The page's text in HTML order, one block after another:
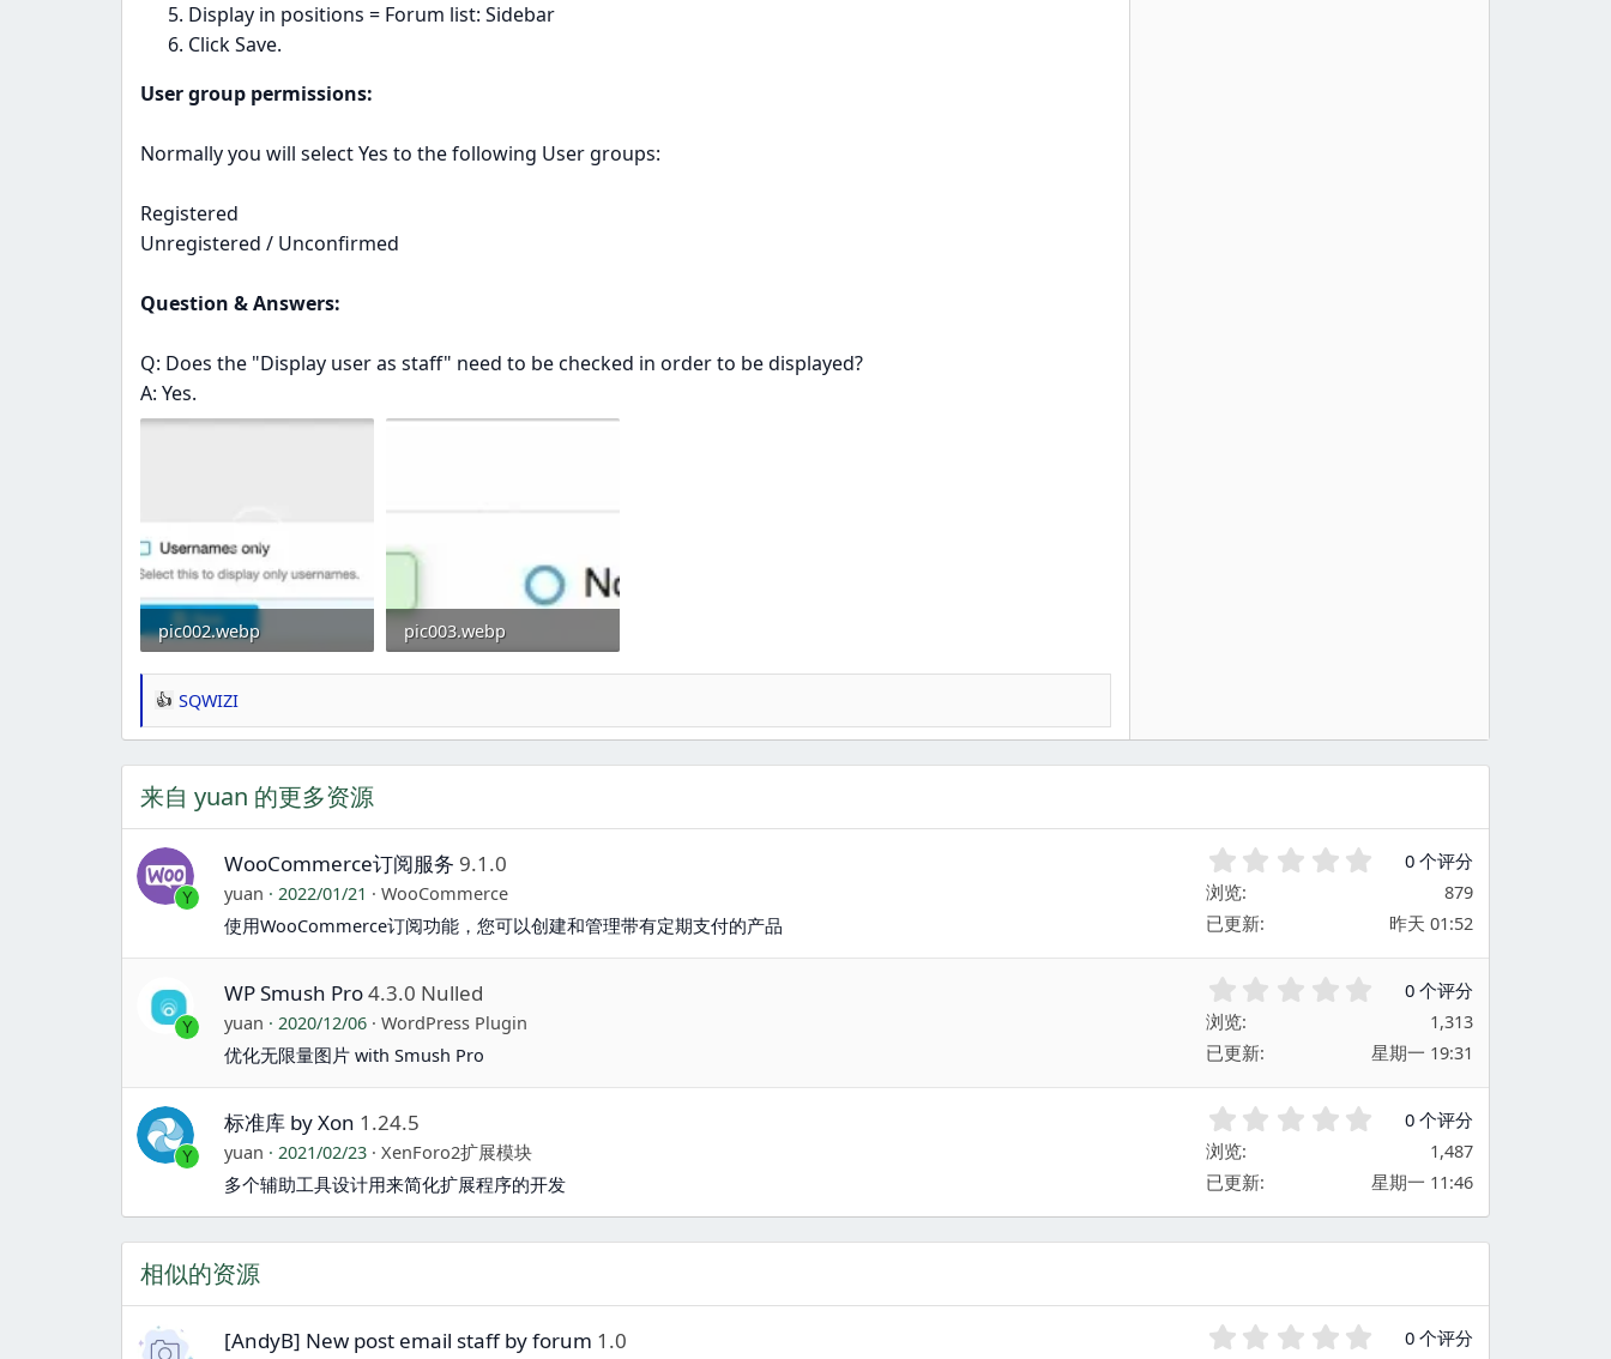
Display in positions = Forum list: Sidebar
Click Save.
User group permissions:
Normally you will select Yes to the following User groups:
Registered
Unregistered / Unconfirmed
Question & Answers:
Q: Does the "Display user as staff" need to be checked in order to be displayed?
A: Yes.
pic002.webp
7.2 KB · 浏览： 0
pic003.webp
2.8 KB · 浏览： 0
反
应
：
SQWIZI
来自 yuan 的更多资源
Y
WooCommerce订阅服务 9.1.0
yuan 2022/01/21
WooCommerce
使用WooCommerce订阅功能，您可以创建和管理带有定期支付的产品
星
0 个评分
浏览
879
已更新
昨天 01:52
Y
WP Smush Pro4.3.0 Nulled
yuan 2020/12/06
WordPress Plugin
优化无限量图片 with Smush Pro
0
星
0 个评分
浏览
1,313
已更新
星期一 19:31
Y
标准库 by Xon 1.24.5
yuan 2021/02/23
XenForo2扩展模块
多个辅助工具设计用来简化扩展程序的开发
0
星
0 个评分
浏览
1,487
已更新
星期一 11:46
相似的资源
[AndyB] New post email staff by forum 1.0
0 个评分